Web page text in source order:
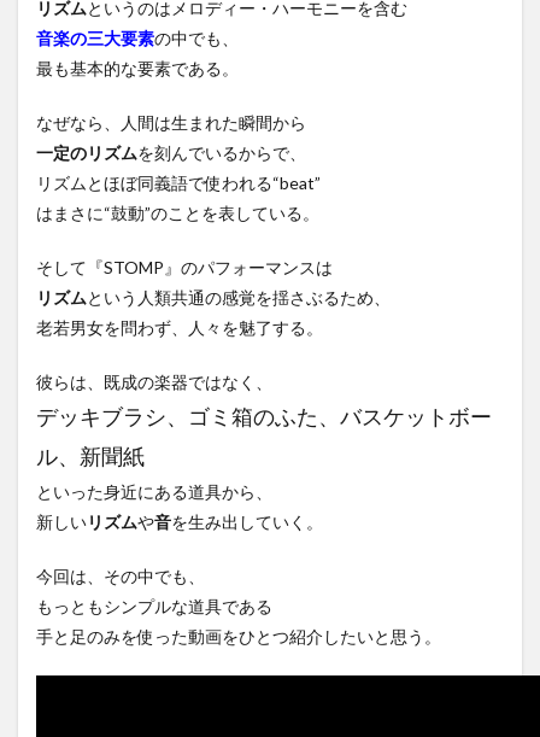
リズムというのはメロディー・ハーモニーを含む
音楽の三大要素の中でも、
最も基本的な要素である。
なぜなら、人間は生まれた瞬間から
一定のリズムを刻んでいるからで、
リズムとほぼ同義語で使われる“beat”
はまさに“鼓動”のことを表している。
そして『STOMP』のパフォーマンスは
リズムという人類共通の感覚を揺さぶるため、
老若男女を問わず、人々を魅了する。
彼らは、既成の楽器ではなく、
デッキブラシ、ゴミ箱のふた、バスケットボー
ル、新聞紙
といった身近にある道具から、
新しいリズムや音を生み出していく。
今回は、その中でも、
もっともシンプルな道具である
手と足のみを使った動画をひとつ紹介したいと思う。